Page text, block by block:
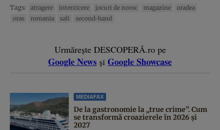
Tags: atragere interzicere jocuri de noroc magazine
oradea
oras
romania sali second-hand
Urmărește DESCOPERĂ.ro pe
Google News și Google Showcase
MEDIAFAX
De la gastronomie la „true crime”. Cum
se transformă croazierele în 2026 și
2027